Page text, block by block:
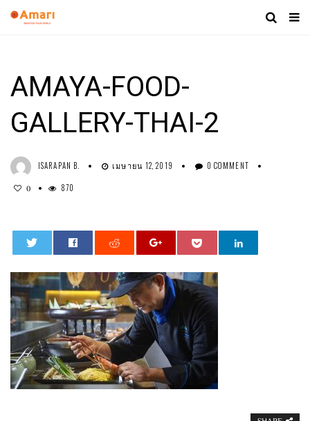
AMAYA-FOOD-
GALLERY-THAI-2
ISARAPAN B. เมษายน 12, 2019 0 COMMENT
0 870